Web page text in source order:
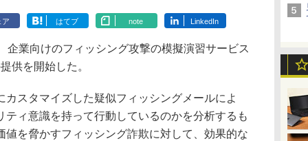
ア はてブ note LinkedIn
業向けのフィッシング攻撃の模擬演習サービス
供を開始した。
スタマイズした疑似フィッシングメールによ
ィ意識を持って行動しているのかを分析するも
値を脅かすフィッシング詐欺に対して、効果的な